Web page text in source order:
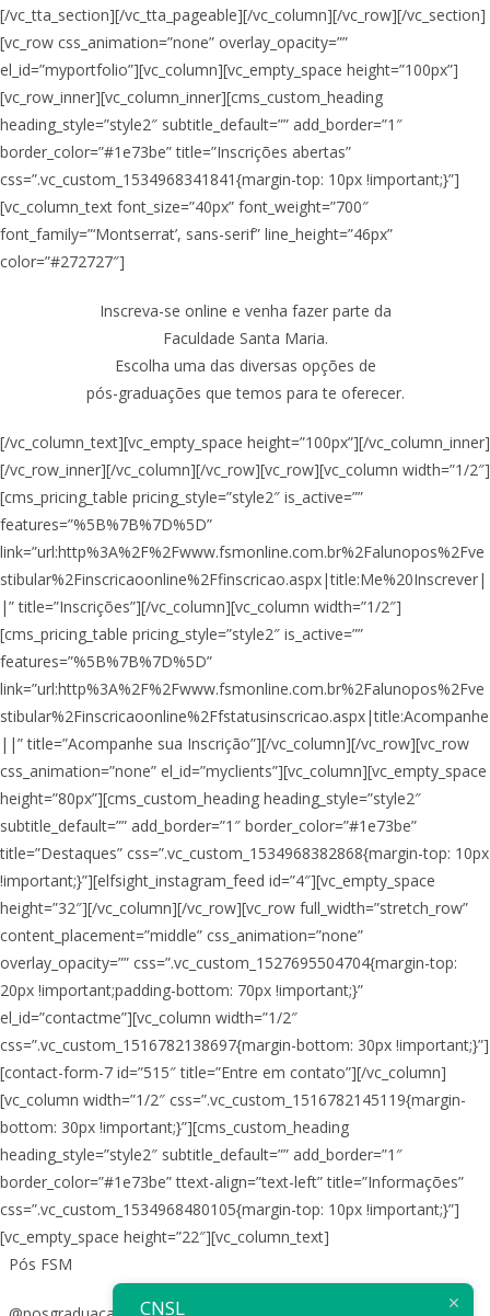
[/vc_tta_section][/vc_tta_pageable][/vc_column][/vc_row][/vc_section]
[vc_row css_animation=”none” overlay_opacity=””
el_id=”myportfolio”][vc_column][vc_empty_space height=”100px”]
[vc_row_inner][vc_column_inner][cms_custom_heading
heading_style=”style2″ subtitle_default=”” add_border=”1″
border_color=”#1e73be” title=”Inscrições abertas”
css=”.vc_custom_1534968341841{margin-top: 10px !important;}”]
[vc_column_text font_size=”40px” font_weight=”700″
font_family=”‘Montserrat’, sans-serif” line_height=”46px”
color=”#272727″]
Inscreva-se online e venha fazer parte da
Faculdade Santa Maria.
Escolha uma das diversas opções de
pós-graduações que temos para te oferecer.
[/vc_column_text][vc_empty_space height=”100px”][/vc_column_inner]
[/vc_row_inner][/vc_column][/vc_row][vc_row][vc_column width=”1/2″]
[cms_pricing_table pricing_style=”style2″ is_active=””
features=”%5B%7B%7D%5D”
link=”url:http%3A%2F%2Fwww.fsmonline.com.br%2Falunopos%2Fve
stibular%2Finscricaoonline%2Ffinscricao.aspx|title:Me%20Inscrever|
|” title=”Inscrições”][/vc_column][vc_column width=”1/2″]
[cms_pricing_table pricing_style=”style2″ is_active=””
features=”%5B%7B%7D%5D”
link=”url:http%3A%2F%2Fwww.fsmonline.com.br%2Falunopos%2Fve
stibular%2Finscricaoonline%2Ffstatusinscricao.aspx|title:Acompanhe
||” title=”Acompanhe sua Inscrição”][/vc_column][/vc_row][vc_row
css_animation=”none” el_id=”myclients”][vc_column][vc_empty_space
height=”80px”][cms_custom_heading heading_style=”style2″
subtitle_default=”” add_border=”1″ border_color=”#1e73be”
title=”Destaques” css=”.vc_custom_1534968382868{margin-top: 10px
!important;}”][elfsight_instagram_feed id=”4″][vc_empty_space
height=”32″][/vc_column][/vc_row][vc_row full_width=”stretch_row”
content_placement=”middle” css_animation=”none”
overlay_opacity=”” css=”.vc_custom_1527695504704{margin-top:
20px !important;padding-bottom: 70px !important;}”
el_id=”contactme”][vc_column width=”1/2″
css=”.vc_custom_1516782138697{margin-bottom: 30px !important;}”]
[contact-form-7 id=”515″ title=”Entre em contato”][/vc_column]
[vc_column width=”1/2″ css=”.vc_custom_1516782145119{margin-
bottom: 30px !important;}”][cms_custom_heading
heading_style=”style2″ subtitle_default=”” add_border=”1″
border_color=”#1e73be” ttext-align=”text-left” title=”Informações”
css=”.vc_custom_1534968480105{margin-top: 10px !important;}”]
[vc_empty_space height=”22″][vc_column_text]
Pós FSM
CNSL